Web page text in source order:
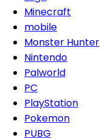
Minecraft
mobile
Monster Hunter
Nintendo
Palworld
PC
PlayStation
Pokemon
PUBG